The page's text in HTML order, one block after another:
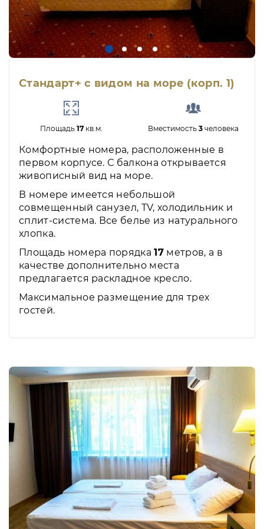
Стандарт+ с видом на море (корп. 1)
Площадь 17кв.м. Вместимость3 человека
Комфортные номера, расположенные в
первом корпусе. С балкона открывается
живописный вид на море.
В номере имеется небольшой
совмещенный санузел, TV, холодильник и
сплит-система. Все белье из натурального
хлопка.
Площадь номера порядка17 метров, а в
качестве дополнительно места
предлагается раскладное кресло.
Максимальное размещение для трех
гостей.